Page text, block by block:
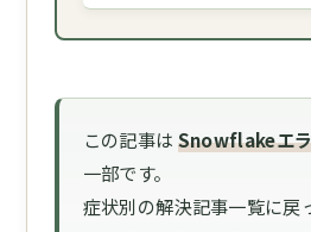
この記事は Snowflakeエ
一部です。
症状別の解決記事一覧に戻